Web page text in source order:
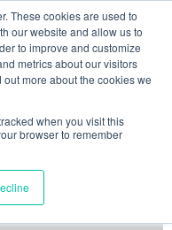
These cookies are used to
our website and allow us to
to improve and customize
metrics about our visitors
more about the cookies we
when you visit this
browser to remember
WhatsappMastodon